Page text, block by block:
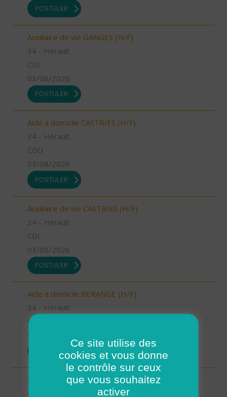
POSTULER
Auxiliaire de vie GANGES (H/F)
34 - Hérault
CDI
03/08/2026
POSTULER
Aide à domicile CASTRIES (H/F)
34 - Hérault
CDD
03/08/2026
POSTULER
Auxiliaire de vie CASTRIES (H/F)
34 - Hérault
CDI
03/08/2026
POSTULER
Aide à domicile BERANGE (H/F)
34 - Hérault
CDI
Aide à domicile ANIANE (H/F)
Ce site utilise des
cookies et vous donne
le contrôle sur ceux
que vous souhaitez
activer